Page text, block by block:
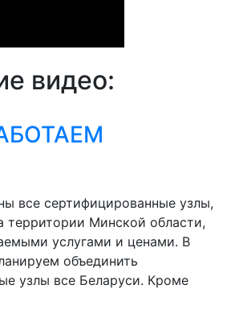
видео:
все сертифицированные узлы,
территории Минской области,
услугами и ценами. В
объединить
узлы все Беларуси. Кроме